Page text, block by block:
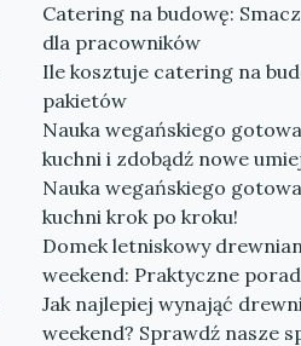
Catering na budowę:
dla pracowników
Ile kosztuje catering na
pakietów
Nauka wegańskiego
kuchni i zdobądź nowe
Nauka wegańskiego
kuchni krok po kroku!
Domek letniskowy
weekend: Praktyczne
Jak najlepiej wynająć
weekend? Sprawdź nasze